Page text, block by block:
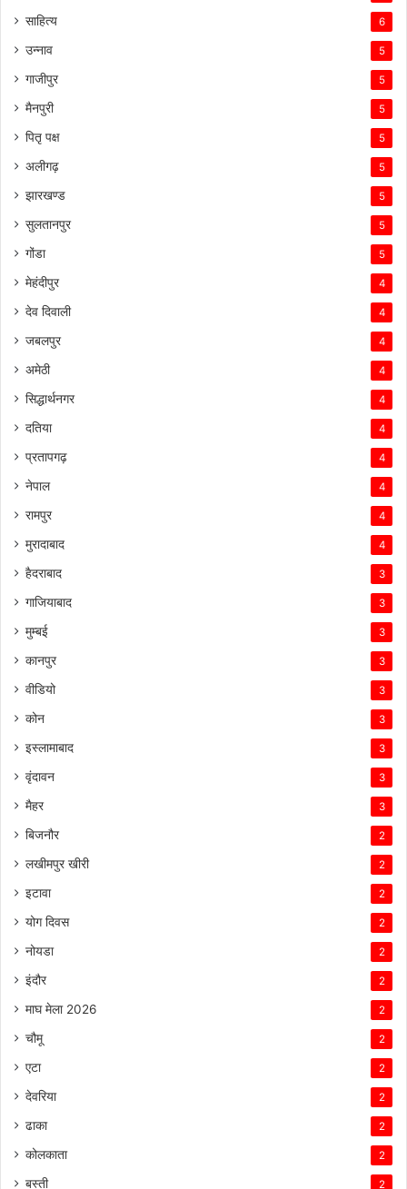
साहित्य 6
उन्नाव 5
गाजीपुर 5
मैनपुरी 5
पितृ पक्ष 5
अलीगढ़ 5
झारखण्ड 5
सुलतानपुर 5
गोंडा 5
मेहंदीपुर 4
देव दिवाली 4
जबलपुर 4
अमेठी 4
सिद्धार्थनगर 4
दतिया 4
प्रतापगढ़ 4
नेपाल 4
रामपुर 4
मुरादाबाद 4
हैदराबाद 3
गाजियाबाद 3
मुम्बई 3
कानपुर 3
वीडियो 3
कोन 3
इस्लामाबाद 3
वृंदावन 3
मैहर 3
बिजनौर 2
लखीमपुर खीरी 2
इटावा 2
योग दिवस 2
नोयडा 2
इंदौर 2
माघ मेला 2026 2
चौमू 2
एटा 2
देवरिया 2
ढाका 2
कोलकाता 2
बस्ती 2